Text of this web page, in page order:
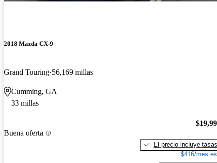
2018 Mazda CX-9
Grand Touring 56,169 millas
Cumming, GA
33 millas
Buena oferta
El precio incluye tasas
$416/mes